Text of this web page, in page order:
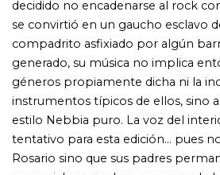
precisamente antiguo y que algunos se
llamándolo mersa-. El segundo paso
reemplazar esas canciones por
jóvenes argentinos. En medio de disputas
folcloristas, tangueros o rockeros,
copetín según cada caso, él decidió
gueto de los géneros musicales. Rompió
barreras generacionales, integrándose a
preadolescentes. Por último, coronó con